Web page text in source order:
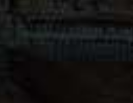
場所を選択
部分にカラ